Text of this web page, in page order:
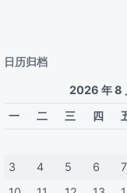
日历归档
2026 年 8
一
二 三 四
3 4 5 6
7